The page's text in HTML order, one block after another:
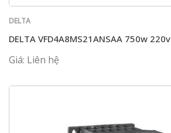
DELTA
DELTA VFD4A8MS21ANSAA 750w 220v
Giá: Liên hệ